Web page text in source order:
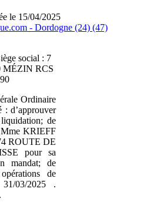
le 15/04/2025
- Dordogne (24) (47)
social : 7
MÉZIN RCS
Ordinaire
: d’approuver
de
Mme KRIEFF
ROUTE DE
pour sa
mandat; de
de
03/2025 .